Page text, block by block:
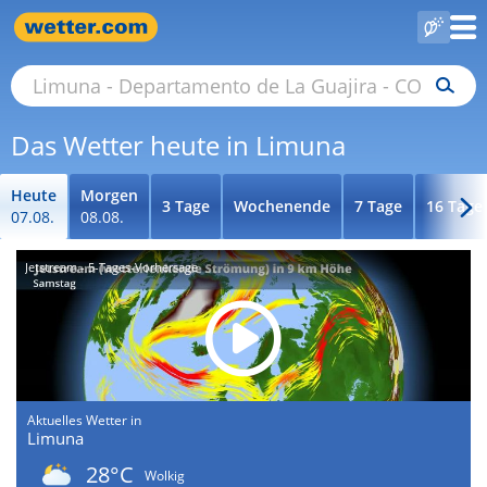
Das Wetter heute in Limuna
Heute
07.08.
Morgen
08.08.
3 Tage Wochenende 7 Tage 16 Tage
Jetstream - 5-Tages-Vorhersage
Aktuelles Wetter in
Limuna
28°C
Wolkig